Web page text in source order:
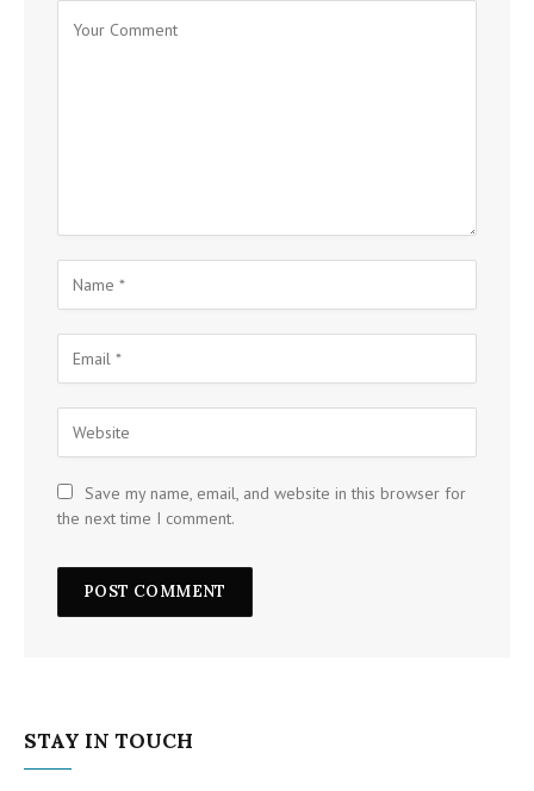
Save my name, email, and website in this browser for
the next time I comment.
STAY IN TOUCH